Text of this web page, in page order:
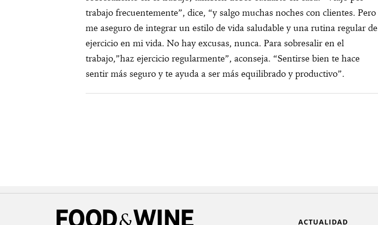
trabajo frecuentemente”, dice, “y salgo muchas noches con clientes. Pero
me aseguro de integrar un estilo de vida saludable y una rutina regular de
ejercicio en mi vida. No hay excusas, nunca. Para sobresalir en el
trabajo,”haz ejercicio regularmente”, aconseja. “Sentirse bien te hace
sentir más seguro y te ayuda a ser más equilibrado y productivo”.
ACTUALIDAD